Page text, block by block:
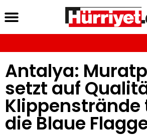
Antalya:
setzt auf
Klippenstrände
die Blaue